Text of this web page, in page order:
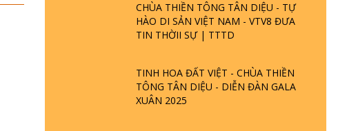
CHÙA THIỀN TÔNG TÂN DIỆU - TỰ
HÀO DI SẢN VIỆT NAM - VTV8 ĐƯA
TIN THỜII SỰ | TTTD
TINH HOA ĐẤT VIỆT - CHÙA THIỀN
TÔNG TÂN DIỆU - DIỄN ĐÀN GALA
XUÂN 2025